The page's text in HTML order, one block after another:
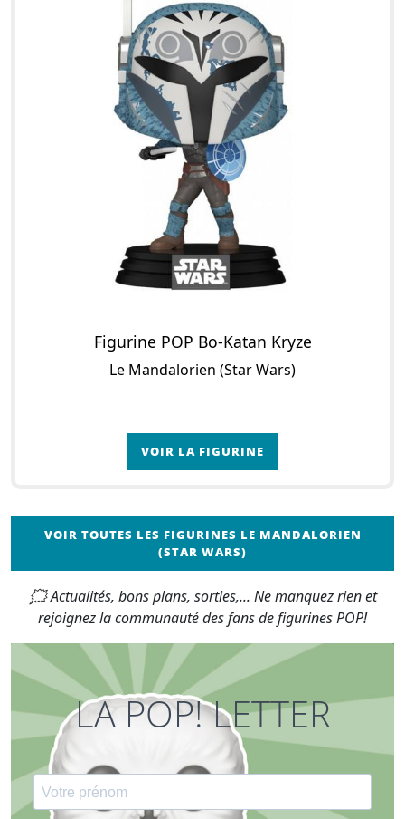
Figurine POP Bo-Katan Kryze
Le Mandalorien (Star Wars)
VOIR LA FIGURINE
VOIR TOUTES LES FIGURINES LE MANDALORIEN
(STAR WARS)
🗯 Actualités, bons plans, sorties,... Ne manquez rien et
rejoignez la communauté des fans de figurines POP!
LA POP! LETTER